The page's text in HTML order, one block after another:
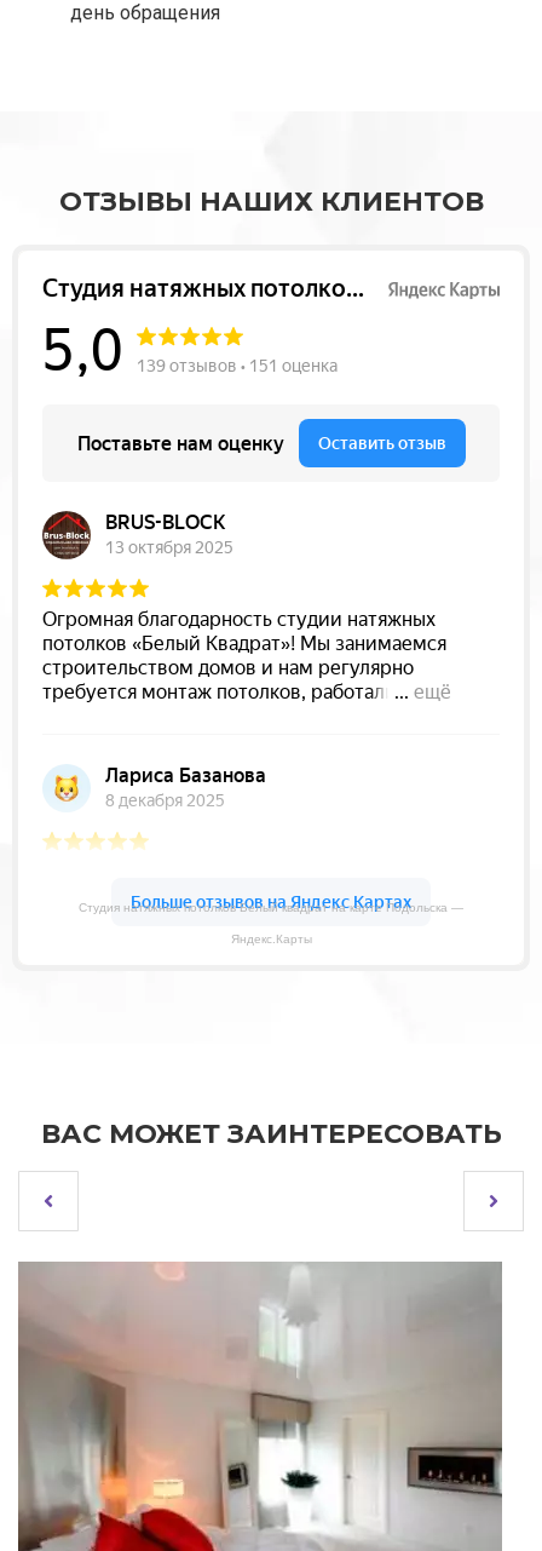
день обращения
ОТЗЫВЫ НАШИХ КЛИЕНТОВ
Студия натяжных потолков Белый квадрат на карте Подольска —
Яндекс.Карты
ВАС МОЖЕТ ЗАИНТЕРЕСОВАТЬ